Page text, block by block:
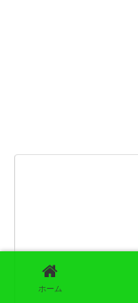
ホーム